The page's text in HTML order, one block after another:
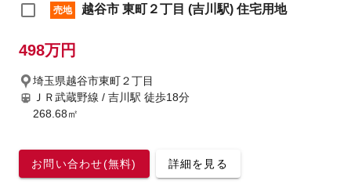
売地 越谷市 東町２丁目 (吉川駅) 住宅用地
498万円
埼玉県越谷市東町２丁目
ＪＲ武蔵野線 / 吉川駅 徒歩18分
268.68㎡
お問い合わせ(無料) 詳細を見る